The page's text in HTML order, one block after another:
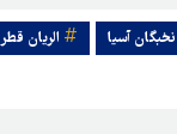
آسیا الریان قطر